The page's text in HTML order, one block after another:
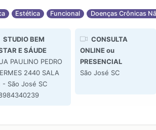
Estética Funcional Doenças Crônicas
STUDIO BEM
E SÁUDE
PAULINO PEDRO
2440 SALA
- São José SC
CONSULTA
ONLINE ou
PRESENCIAL
São José SC